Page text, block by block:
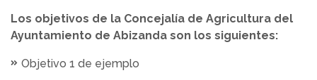
Los objetivos de la Concejalía de Agricultura del
Ayuntamiento de Abizanda son los siguientes:
Objetivo 1 de ejemplo